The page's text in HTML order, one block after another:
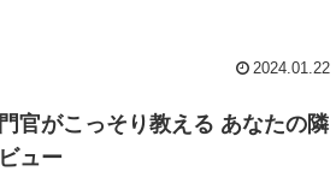
2024.01.22
官がこっそり教える あなたの隣
ュー